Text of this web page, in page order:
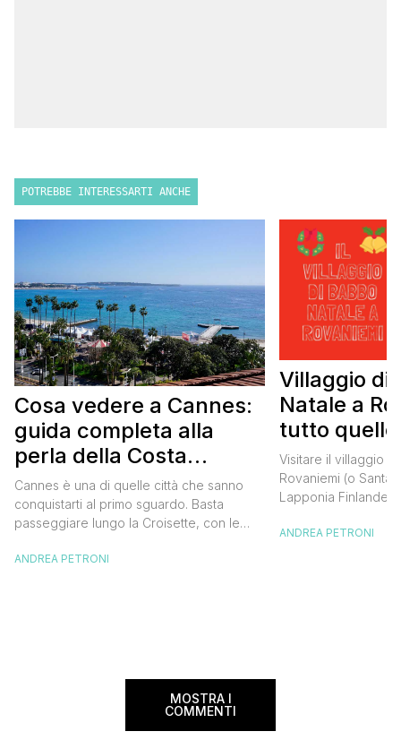
POTREBBE INTERESSARTI ANCHE
Cosa vedere a Cannes:
guida completa alla
perla della Costa
Azzurra
Cannes è una di quelle città che sanno
conquistarti al primo sguardo. Basta
passeggiare lungo la Croisette, con le
azzurro e il profumo del mare che ti
ANDREA PETRONI
Villaggio di
Natale a
tutto
sapere
Visitare il villaggio
Rovaniemi (o Santa
Lapponia
nella vita, un sogno
ANDREA PETRONI
MOSTRA I
COMMENTI